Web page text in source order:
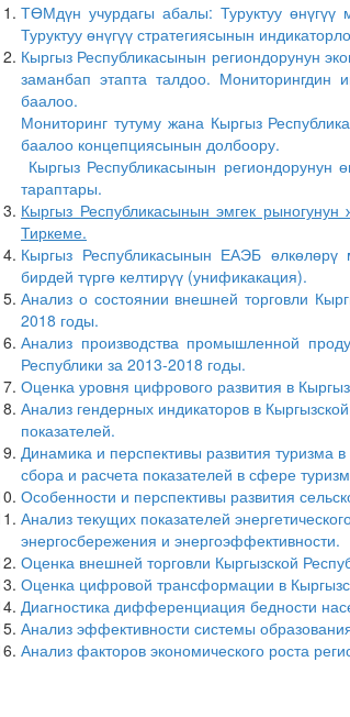
ТӨМдүн учурдагы абалы: Туруктуу өнүгүү
Туруктуу өнүгүү стратегиясынын
Кыргыз Республикасынын региондорунун
заманбап этапта талдоо. Мониторингдин
баалоо.
Мониторинг тутуму жана Кыргыз
баалоо концепциясынын долбоору.
Кыргыз Республикасынын региондорунун
тараптары.
Кыргыз Республикасынын эмгек
Тиркеме.
Кыргыз Республикасынын ЕАЭБ
бирдей түргө келтирүү (унификакация).
Анализ о состоянии внешней торговли
2018 годы.
Анализ производства промышленной
Республики за 2013-2018 годы.
Оценка уровня цифрового развития в
Анализ гендерных индикаторов в
показателей.
Динамика и перспективы развития туризма
сбора и расчета показателей в сфере
Особенности и перспективы развития
Анализ текущих показателей
энергосбережения и энергоэффективности.
Оценка внешней торговли Кыргызской
Оценка цифровой трансформации в
Диагностика дифференциация бедности
Анализ эффективности системы
Анализ факторов экономического роста